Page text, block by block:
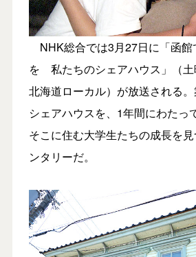
NHK総合では3月27日に「函館
を 私たちのシェアハウス」（土
北海道ローカル）が放送される
シェアハウスを、1年間にわたっ
そこに住む大学生たちの成長を
ンタリーだ。